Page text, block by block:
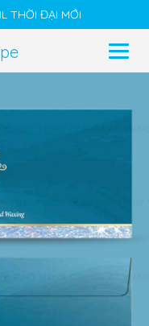
THỜI ĐẠI MỚI